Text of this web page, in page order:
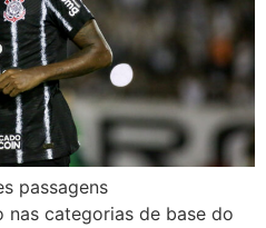
passagens
nas categorias de base do